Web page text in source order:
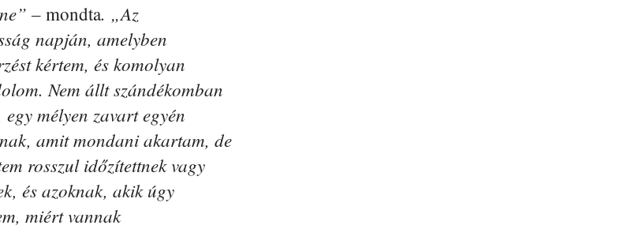
– mondta. „Az
napján, amelyben
kértem, és komolyan
Nem állt szándékomban
mélyen zavart egyén
amit mondani akartam, de
rosszul időzítettnek vagy
és azoknak, akik úgy
miért vannak